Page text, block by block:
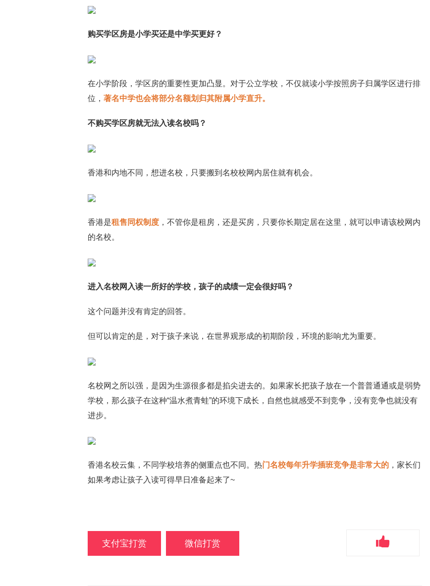
购买学区房是小学买还是中学买更好？
在小学阶段，学区房的重要性更加凸显。对于公立学校，不仅就读小学按照房子归属学区进行排
位， 著名中学也会将部分名额划归其附属小学直升。
不购买学区房就无法入读名校吗？
香港和内地不同，想进名校，只要搬到名校校网内居住就有机会。
香港是租售同权制度 ，不管你是租房，还是买房，只要你长期定居在这里，就可以申请该校网内
的名校。
进入名校网入读一所好的学校，孩子的成绩一定会很好吗？
这个问题并没有肯定的回答。
但可以肯定的是，对于孩子来说，在世界观形成的初期阶段，环境的影响尤为重要。
名校网之所以强，是因为生源很多都是掐尖进去的。如果家长把孩子放在一个普普通通或是弱势
学校，那么孩子在这种“温水煮青蛙”的环境下成长，自然也就感受不到竞争，没有竞争也就没有
进步。
香港名校云集，不同学校培养的侧重点也不同。热门名校每年升学插班竞争是非常大的 ，家长们
如果考虑让孩子入读可得早日准备起来了~
支付宝打赏 微信打赏